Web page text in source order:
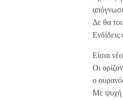
Δε θα
Είσαι
Οι
ο
Με ψυχή